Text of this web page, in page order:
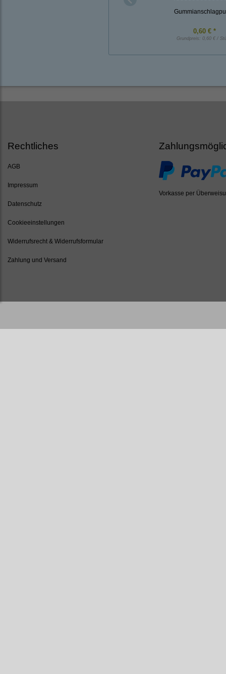
0,60 € *
Grundpreis: 0,60 € /
Rechtliches
AGB
Impressum
Datenschutz
Cookieeinstellungen
Widerrufsrecht & Widerrufsformular
Zahlung und Versand
Vorkasse per